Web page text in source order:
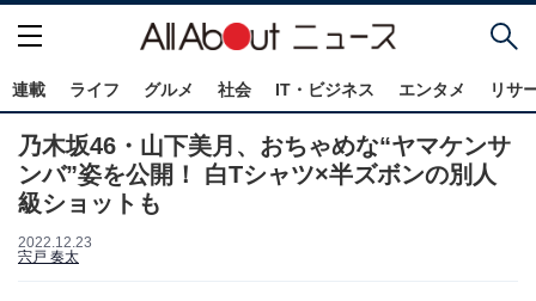
連載 ライフ グルメ 社会 IT・ビジネス エンタメ リサ
乃木坂46・山下美月、おちゃめな“ヤマケンサ
ンバ”姿を公開！ 白Tシャツ×半ズボンの別人
級ショットも
2022.12.23
宍戸 奏太